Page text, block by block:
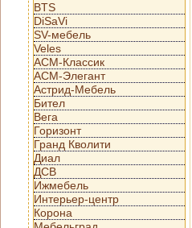
BTS
DiSaVi
SV-мебель
Veles
АСМ-Классик
АСМ-Элегант
Астрид-Мебель
Бител
Вега
Горизонт
Гранд Кволити
Диал
ДСВ
Ижмебель
Интерьер-центр
Корона